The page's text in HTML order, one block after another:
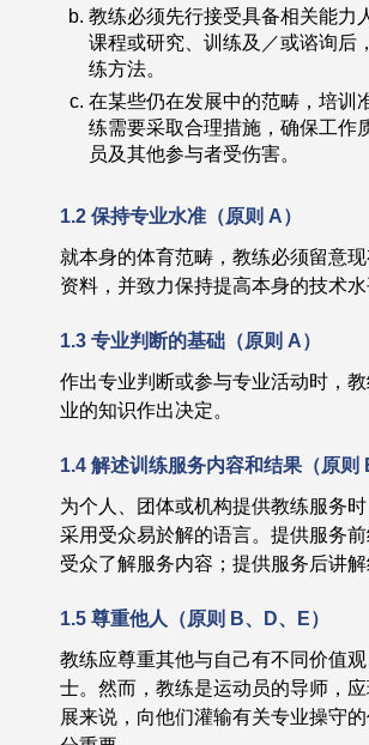
教练必须先行接受具备相关能力
课程或研究、训练及／或谘询后
练方法。
在某些仍在发展中的范畴，培训
练需要采取合理措施，确保工作
员及其他参与者受伤害。
1.2 保持专业水准（原则 A）
就本身的体育范畴，教练必须留意
资料，并致力保持提高本身的技术水
1.3 专业判断的基础（原则 A）
作出专业判断或参与专业活动时，
业的知识作出决定。
1.4 解述训练服务内容和结果（原则
为个人、团体或机构提供教练服务
采用受众易於解的语言。提供服务
受众了解服务内容；提供服务后讲
1.5 尊重他人（原则 B、 D、 E）
教练应尊重其他与自己有不同价值
士。然而，教练是运动员的导师，
展来说，向他们灌输有关专业操守